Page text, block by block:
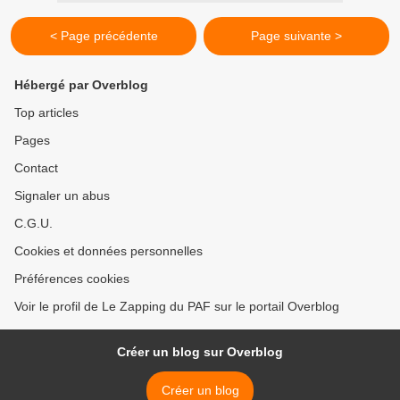
< Page précédente Page suivante >
Hébergé par Overblog
Top articles
Pages
Contact
Signaler un abus
C.G.U.
Cookies et données personnelles
Préférences cookies
Voir le profil de Le Zapping du PAF sur le portail Overblog
Créer un blog sur Overblog
Créer un blog